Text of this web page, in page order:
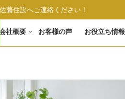
藤住設へご連絡ください！
会社概要 お客様の声 お役立ち情報